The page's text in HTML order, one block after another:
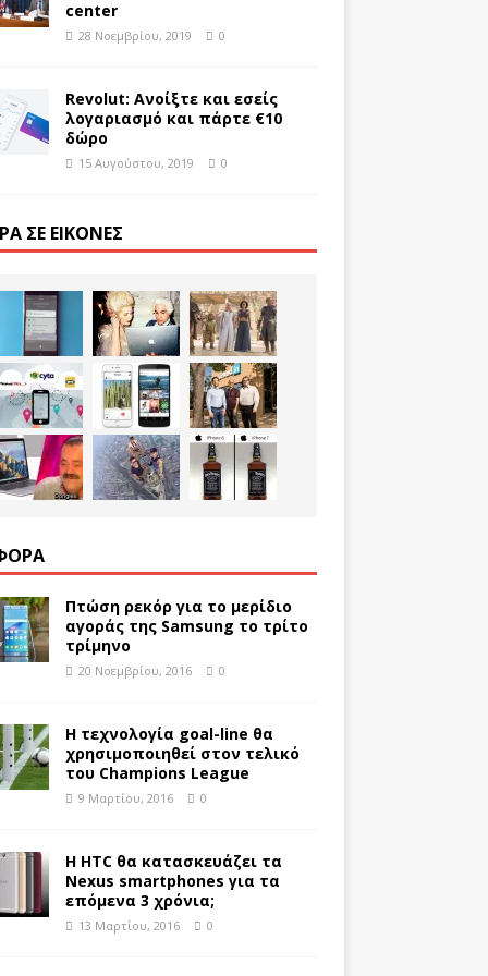
center
28 Νοεμβρίου, 2019 0
Revolut: Ανοίξτε και εσείς
λογαριασμό και πάρτε €10
δώρο
15 Αυγούστου, 2019 0
ΣΕ ΕΙΚΌΝΕΣ
Πτώση ρεκόρ για το μερίδιο
αγοράς της Samsung το τρίτο
τρίμηνο
20 Νοεμβρίου, 2016 0
Η τεχνολογία goal-line θα
χρησιμοποιηθεί στον τελικό
του Champions League
9 Μαρτίου, 2016 0
Η HTC θα κατασκευάζει τα
Nexus smartphones για τα
επόμενα 3 χρόνια;
13 Μαρτίου, 2016 0